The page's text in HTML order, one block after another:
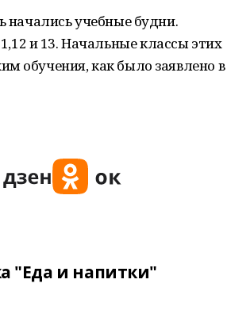
начались учебные будни.
и 13. Начальные классы этих
обучения, как было заявлено в
"Еда и напитки"